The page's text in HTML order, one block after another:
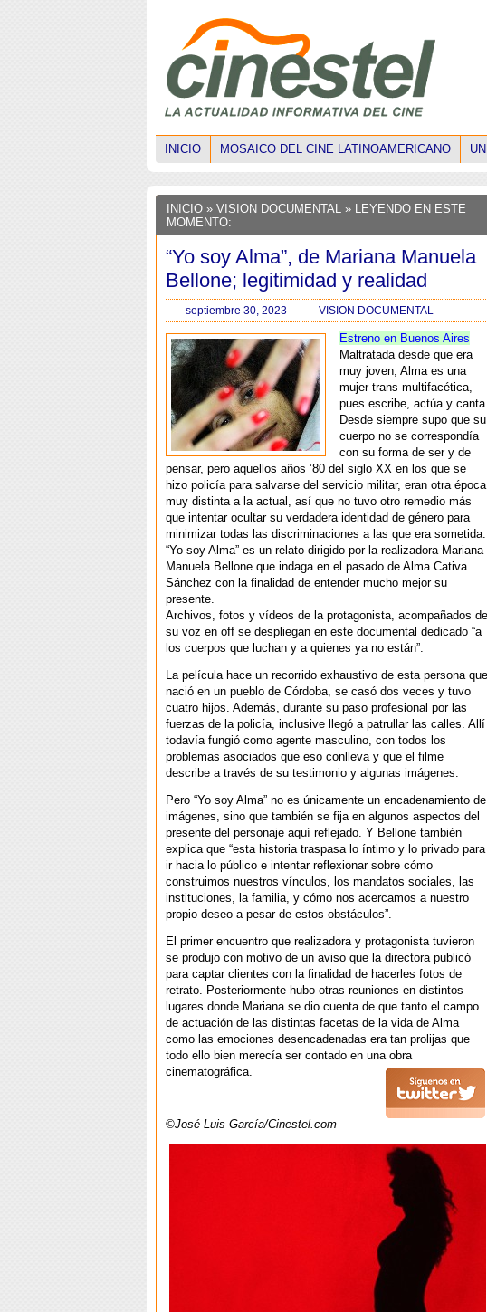
INICIO MOSAICO DEL CINE LATINOAMERICANO
INICIO » VISION DOCUMENTAL » LEYENDO EN ESTE
MOMENTO:
“Yo soy Alma”, de Mariana Manuela
Bellone; legitimidad y realidad
septiembre 30, 2023 VISION DOCUMENTAL
Estreno en Buenos Aires
Maltratada desde que era
muy joven, Alma es una
mujer trans multifacética,
pues escribe, actúa y canta.
Desde siempre supo que su
cuerpo no se correspondía
con su forma de ser y de
pensar, pero aquellos años ’80 del siglo XX en los que se
hizo policía para salvarse del servicio militar, eran otra época
muy distinta a la actual, así que no tuvo otro remedio más
que intentar ocultar su verdadera identidad de género para
minimizar todas las discriminaciones a las que era sometida.
“Yo soy Alma” es un relato dirigido por la realizadora Mariana
Manuela Bellone que indaga en el pasado de Alma Cativa
Sánchez con la finalidad de entender mucho mejor su
presente.
Archivos, fotos y vídeos de la protagonista, acompañados de
su voz en off se despliegan en este documental dedicado “a
los cuerpos que luchan y a quienes ya no están”.
La película hace un recorrido exhaustivo de esta persona que
nació en un pueblo de Córdoba, se casó dos veces y tuvo
cuatro hijos. Además, durante su paso profesional por las
fuerzas de la policía, inclusive llegó a patrullar las calles. Allí
todavía fungió como agente masculino, con todos los
problemas asociados que eso conlleva y que el filme
describe a través de su testimonio y algunas imágenes.
Pero “Yo soy Alma” no es únicamente un encadenamiento de
imágenes, sino que también se fija en algunos aspectos del
presente del personaje aquí reflejado. Y Bellone también
explica que “esta historia traspasa lo íntimo y lo privado para
ir hacia lo público e intentar reflexionar sobre cómo
construimos nuestros vínculos, los mandatos sociales, las
instituciones, la familia, y cómo nos acercamos a nuestro
propio deseo a pesar de estos obstáculos”.
El primer encuentro que realizadora y protagonista tuvieron
se produjo con motivo de un aviso que la directora publicó
para captar clientes con la finalidad de hacerles fotos de
retrato. Posteriormente hubo otras reuniones en distintos
lugares donde Mariana se dio cuenta de que tanto el campo
de actuación de las distintas facetas de la vida de Alma
como las emociones desencadenadas era tan prolijas que
todo ello bien merecía ser contado en una obra
cinematográfica.
©José Luis García/Cinestel.com